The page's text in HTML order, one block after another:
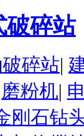
破碎站
碎站|
磨粉机|
刚石钻